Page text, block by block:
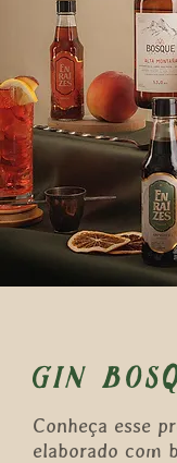
gin
Conheça esse
elaborado com